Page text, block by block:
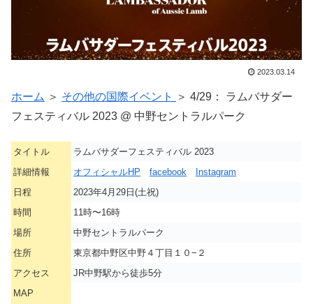
2023.03.14
ホーム ＞ その他の国際イベント
＞ 4/29： ラムバサダー
フェスティバル 2023 @ 中野セントラルパーク
タイトル
ラムバサダーフェスティバル 2023
詳細情報
オフィシャルHP facebook
Instagram
日程
2023年4月29日(土祝)
時間
11時〜16時
場所
中野セントラルパーク
住所
東京都中野区中野４丁目１０−２
アクセス
JR中野駅から徒歩5分
MAP